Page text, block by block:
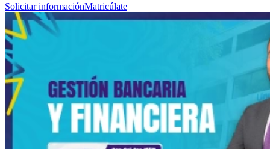
Solicitar informaciónMatricúlate